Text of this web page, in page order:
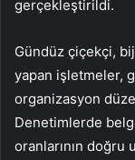
gerçekleştirildi.
Gündüz çiçekçi,
yapan işletmeler,
organizasyon
Denetimlerde
oranlarının doğru